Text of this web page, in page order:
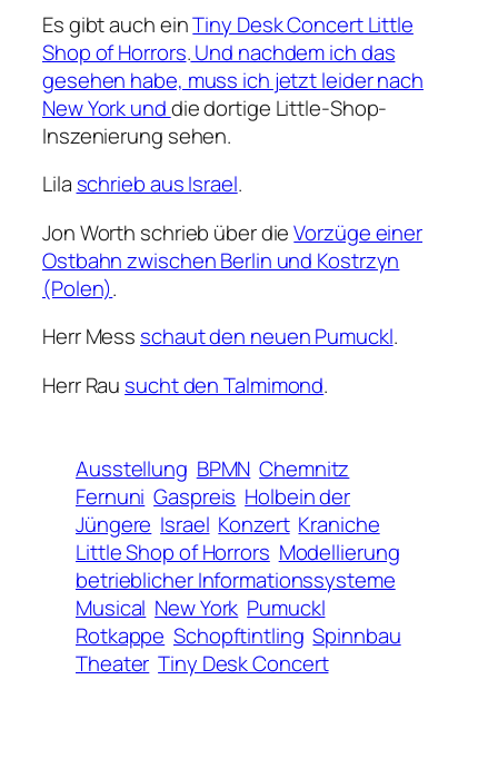
Es gibt auch einTiny Desk Concert Little
Shop of Horrors.Und nachdem ich das
gesehen habe, muss ich jetzt leider nach
New York unddie dortige Little-Shop-
Inszenierung sehen.
Lila schrieb aus Israel.
Jon Worth schrieb über dieVorzüge einer
Ostbahn zwischen Berlin und Kostrzyn
(Polen).
Herr Mess schaut den neuen Pumuckl.
Herr Rau sucht den Talmimond.
Ausstellung BPMN Chemnitz
Fernuni Gaspreis Holbein der
Jüngere Israel Konzert Kraniche
Little Shop of Horrors Modellierung
betrieblicher Informationssysteme
Musical New York Pumuckl
Rotkappe Schopftintling Spinnbau
Theater Tiny Desk Concert